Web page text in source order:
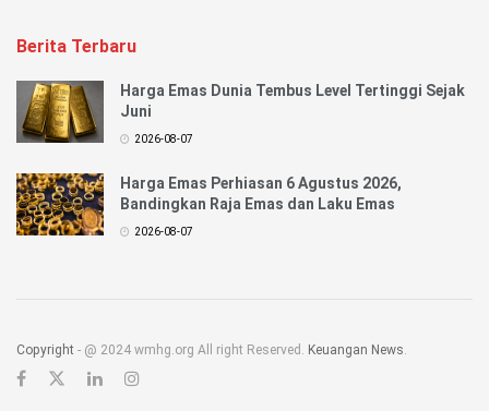
Berita Terbaru
Harga Emas Dunia Tembus Level Tertinggi Sejak
Juni
2026-08-07
Harga Emas Perhiasan 6 Agustus 2026,
Bandingkan Raja Emas dan Laku Emas
2026-08-07
Copyright - @ 2024 wmhg.org All right Reserved. Keuangan News.